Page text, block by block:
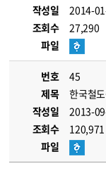
작성일
2014-
조회수
27,290
파일
번호
45
제목
한국철
작성일
2013-
조회수
120,971
파일